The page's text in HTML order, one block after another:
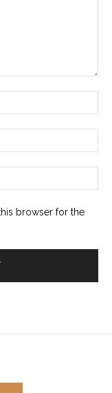
browser for the